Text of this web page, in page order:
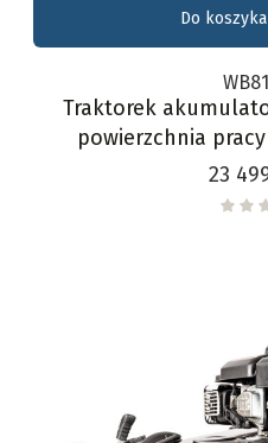
Do koszyka
Traktorek
powierzchnia pracy
Cena
23